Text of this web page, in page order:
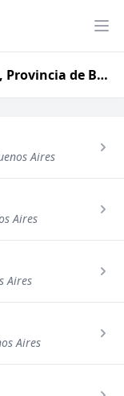
Loteria - Agencias en Bahía Blanca, Provincia de Buenos Aires
Aires
Aires
Aires
Aires